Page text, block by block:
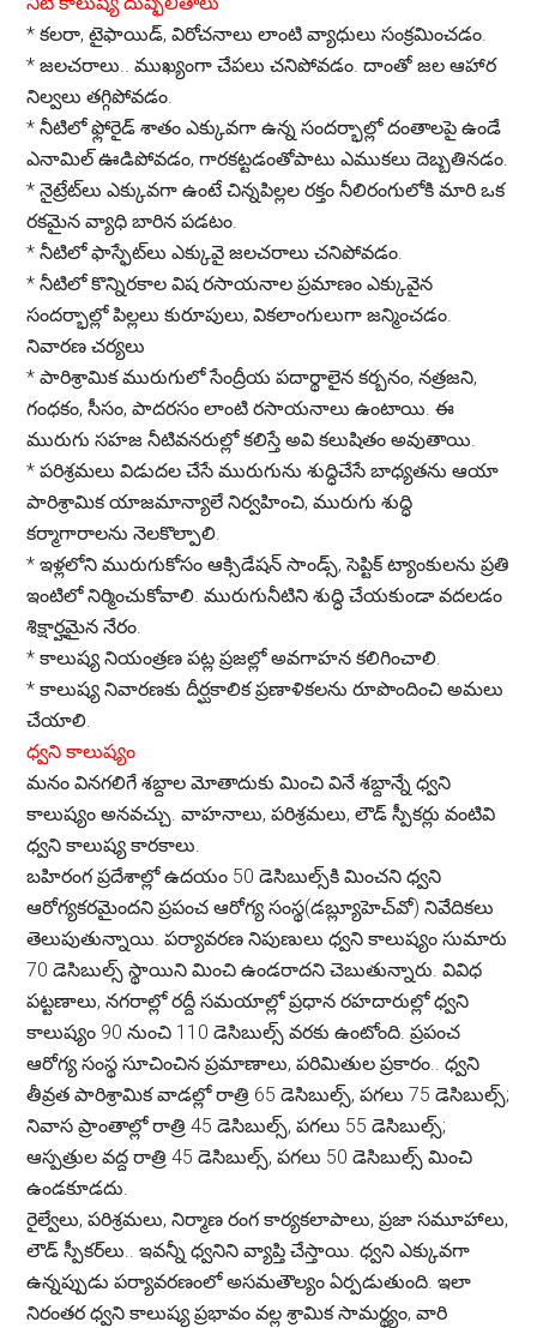
* కలరా, టైఫాయిడ్, విరోచనాలు లాంటి వ్యాధులు సంక్రమించడం.
* జలచరాలు.. ముఖ్యంగా చేపలు చనిపోవడం. దాంతో జల ఆహార
నిల్వలు తగ్గిపోవడం.
* నీటిలో ఫ్లోరైడ్ శాతం ఎక్కువగా ఉన్న సందర్భాల్లో దంతాలపై ఉండే
ఎనామిల్ ఊడిపోవడం, గారకట్టడంతోపాటు ఎముకలు దెబ్బతినడం.
* నైట్రేట్‌లు ఎక్కువగా ఉంటే చిన్నపిల్లల రక్తం నీలిరంగులోకి మారి ఒక
రకమైన వ్యాధి బారిన పడటం.
* నీటిలో ఫాస్ఫేట్‌లు ఎక్కువై జలచరాలు చనిపోవడం.
* నీటిలో కొన్నిరకాల విష రసాయనాల ప్రమాణం ఎక్కువైన
సందర్భాల్లో పిల్లలు కురూపులు, వికలాంగులుగా జన్మించడం.
నివారణ చర్యలు
* పారిశ్రామిక మురుగులో సేంద్రీయ పదార్థాలైన కర్బనం, నత్రజని,
గంధకం, సీసం, పాదరసం లాంటి రసాయనాలు ఉంటాయి. ఈ
మురుగు సహజ నీటివనరుల్లో కలిస్తే అవి కలుషితం అవుతాయి.
* పరిశ్రమలు విడుదల చేసే మురుగును శుద్ధిచేసే బాధ్యతను ఆయా
పారిశ్రామిక యాజమాన్యాలే నిర్వహించి, మురుగు శుద్ధి
కర్మాగారాలను నెలకొల్పాలి.
* ఇళ్లలోని మురుగుకోసం ఆక్సిడేషన్ సాండ్స్, సెప్టిక్ ట్యాంకులను ప్రతి
ఇంటిలో నిర్మించుకోవాలి. మురుగునీటిని శుద్ధి చేయకుండా వదలడం
శిక్షార్హమైన నేరం.
* కాలుష్య నియంత్రణ పట్ల ప్రజల్లో అవగాహన కలిగించాలి.
* కాలుష్య నివారణకు దీర్ఘకాలిక ప్రణాళికలను రూపొందించి అమలు
చేయాలి.
ధ్వని కాలుష్యం
మనం వినగలిగే శబ్దాల మోతాదుకు మించి వినే శబ్దాన్నే ధ్వని
కాలుష్యం అనవచ్చు. వాహనాలు, పరిశ్రమలు, లౌడ్ స్పీకర్లు వంటివి
ధ్వని కాలుష్య కారకాలు.
బహిరంగ ప్రదేశాల్లో ఉదయం 50 డెసిబుల్స్‌కి మించని ధ్వని
ఆరోగ్యకరమైందని ప్రపంచ ఆరోగ్య సంస్థ(డబ్ల్యూహెచ్‌వో) నివేదికలు
తెలుపుతున్నాయి. పర్యావరణ నిపుణులు ధ్వని కాలుష్యం సుమారు
70 డెసిబుల్స్ స్థాయిని మించి ఉండరాదని చెబుతున్నారు. వివిధ
పట్టణాలు, నగరాల్లో రద్దీ సమయాల్లో ప్రధాన రహదారుల్లో ధ్వని
కాలుష్యం 90 నుంచి 110 డెసిబుల్స్ వరకు ఉంటోంది. ప్రపంచ
ఆరోగ్య సంస్థ సూచించిన ప్రమాణాలు, పరిమితుల ప్రకారం.. ధ్వని
తీవ్రత పారిశ్రామిక వాడల్లో రాత్రి 65 డెసిబుల్స్, పగలు 75 డెసిబుల్స్;
నివాస ప్రాంతాల్లో రాత్రి 45 డెసిబుల్స్, పగలు 55 డెసిబుల్స్;
ఆస్పత్రుల వద్ద రాత్రి 45 డెసిబుల్స్, పగలు 50 డెసిబుల్స్ మించి
ఉండకూడదు.
రైల్వేలు, పరిశ్రమలు, నిర్మాణ రంగ కార్యకలాపాలు, ప్రజా సమూహాలు,
లౌడ్ స్పీకర్‌లు.. ఇవన్నీ ధ్వనిని వ్యాప్తి చేస్తాయి. ధ్వని ఎక్కువగా
ఉన్నప్పుడు పర్యావరణంలో అసమతౌల్యం ఏర్పడుతుంది. ఇలా
నిరంతర ధ్వని కాలుష్య ప్రభావం వల్ల శ్రామిక సామర్థ్యం, వారి